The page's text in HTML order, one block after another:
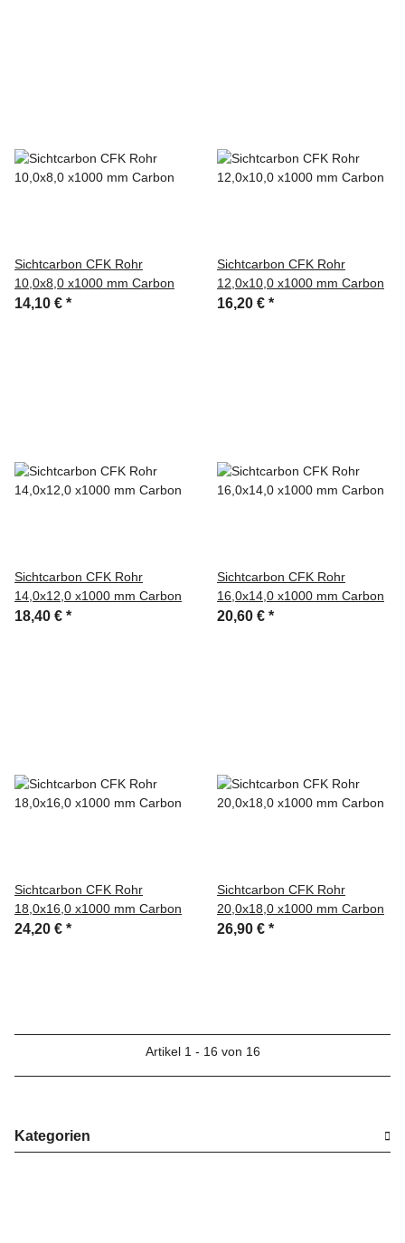
Sichtcarbon CFK Rohr
10,0x8,0 x1000 mm Carbon
14,10 € *
Sichtcarbon CFK Rohr
12,0x10,0 x1000 mm Carbon
16,20 € *
Sichtcarbon CFK Rohr
14,0x12,0 x1000 mm Carbon
18,40 € *
Sichtcarbon CFK Rohr
16,0x14,0 x1000 mm Carbon
20,60 € *
Sichtcarbon CFK Rohr
18,0x16,0 x1000 mm Carbon
24,20 € *
Sichtcarbon CFK Rohr
20,0x18,0 x1000 mm Carbon
26,90 € *
Artikel 1 - 16 von 16
Kategorien